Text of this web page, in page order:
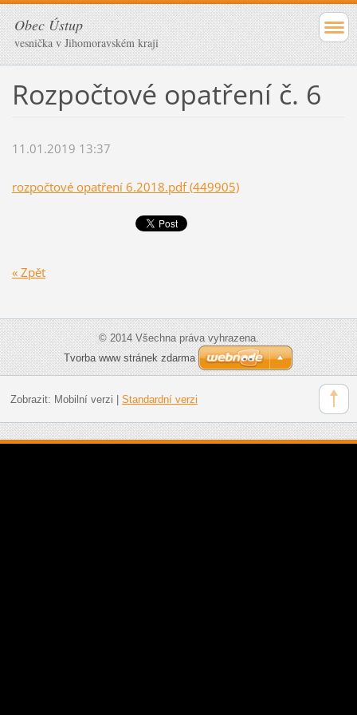
Obec Ústup
vesnička v Jihomoravském kraji
Rozpočtové opatření č. 6
11.01.2019 13:37
rozpočtové opatření 6.2018.pdf (449905)
« Zpět
© 2014 Všechna práva vyhrazena.
Tvorba www stránek zdarma
Zobrazit: Mobilní verzi Standardní verzi